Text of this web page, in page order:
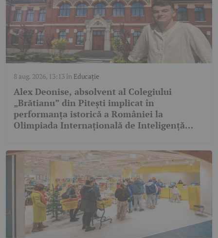
8 aug. 2026, 13:13în Educație
Alex Deonise, absolvent al Colegiului
„Brătianu” din Pitești implicat în
performanța istorică a României la
Olimpiada Internațională de Inteligență